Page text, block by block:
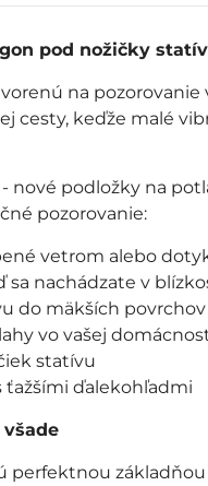
pod nožičky
na
cesty, keďže malé
nové podložky na
pozorovanie:
vetrom alebo
sa nachádzate v
do mäkších povrchov
vo vašej
statívu
ťažšími ďalekohľadmi
perfektnou